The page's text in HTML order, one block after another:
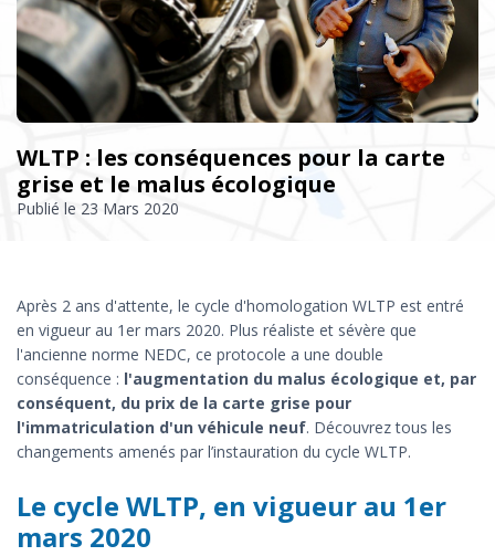
WLTP : les conséquences pour la carte
grise et le malus écologique
Publié le 23 Mars 2020
Après 2 ans d'attente, le cycle d'homologation WLTP est entré
en vigueur au 1er mars 2020. Plus réaliste et sévère que
l'ancienne norme NEDC, ce protocole a une double
conséquence : l'augmentation du malus écologique et, par
conséquent, du prix de la carte grise pour
l'immatriculation d'un véhicule neuf. Découvrez tous les
changements amenés par l’instauration du cycle WLTP.
Le cycle WLTP, en vigueur au 1er
mars 2020